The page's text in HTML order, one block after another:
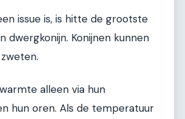
issue is, is hitte de grootste
dwergkonijn. Konijnen kunnen
alleen via hun
hun oren. Als de temperatuur